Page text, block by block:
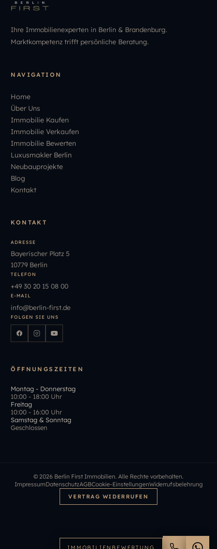
Ihre Immobilienexperten in Berlin & Brandenburg.
Marktkompetenz trifft persönliche Beratung.
NAVIGATION
Home
Über Uns
Immobilie Kaufen
Immobilie Verkaufen
Immobilie Bewerten
Luxusmakler Berlin
Neubauprojekte
Blog
Kontakt
KONTAKT
ADRESSE
Bayerischer Platz 5
10779 Berlin
TELEFON
+49 30 20 15 08 00
E-MAIL
info@berlin-first.de
FOLGEN SIE UNS
ÖFFNUNGSZEITEN
Montag - Donnerstag
10:00 - 18:00 Uhr
Freitag
10:00 - 16:00 Uhr
Samstag & Sonntag
Geschlossen
© 2026 Berlin First Immobilien. Alle Rechte vorbehalten.
ImpressumDatenschutzAGBCookie-EinstellungenWiderrufsbelehrung
VERTRAG WIDERRUFEN
IMMOBILIENBEWERTUNG